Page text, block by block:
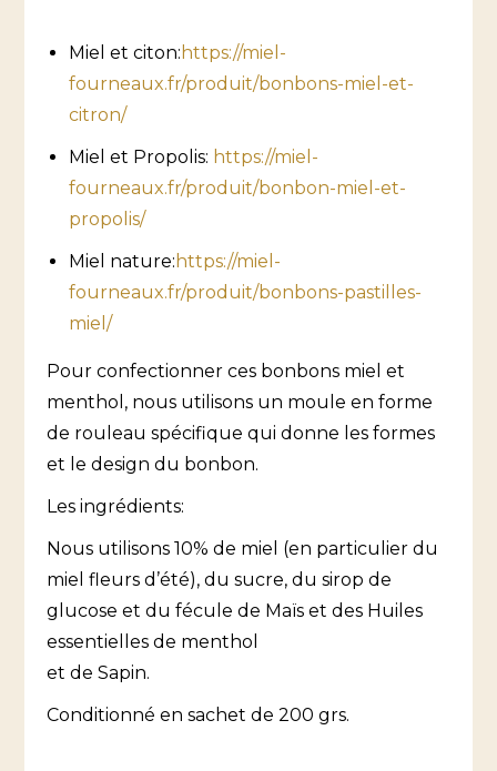
Miel et citon: https://miel-
fourneaux.fr/produit/bonbons-miel-et-
citron/
Miel et Propolis: https://miel-
fourneaux.fr/produit/bonbon-miel-et-
propolis/
Miel nature: https://miel-
fourneaux.fr/produit/bonbons-pastilles-
miel/
Pour confectionner ces bonbons miel et
menthol, nous utilisons un moule en forme
de rouleau spécifique qui donne les formes
et le design du bonbon.
Les ingrédients:
Nous utilisons 10% de miel (en particulier du
miel fleurs d’été), du sucre, du sirop de
glucose et du fécule de Maïs et des Huiles
essentielles de menthol
et de Sapin.
Conditionné en sachet de 200 grs.